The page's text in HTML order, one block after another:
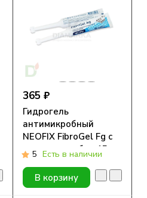
365 ₽
Гидрогель
антимикробный
NEOFIX FibroGel Fg с
ионами серебра 15г
5 Есть в наличии
В корзину